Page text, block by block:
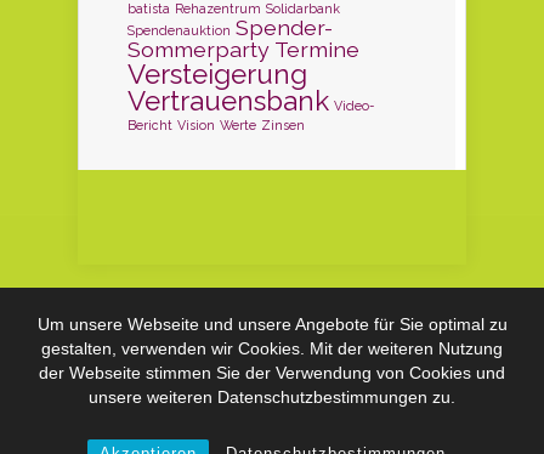
Um unsere Webseite und unsere Angebote für Sie optimal zu
gestalten, verwenden wir Cookies. Mit der weiteren Nutzung
der Webseite stimmen Sie der Verwendung von Cookies und
unsere weiteren Datenschutzbestimmungen zu.
batista Rehazentrum Solidarbank
Spendenauktion Spender-
Sommerparty Termine
Versteigerung
Vertrauensbank Video-
Bericht Vision Werte Zinsen
Copyright byGEBEN - es lohnt sich e.V.|
Datenschutzbestimmungen & Impressum